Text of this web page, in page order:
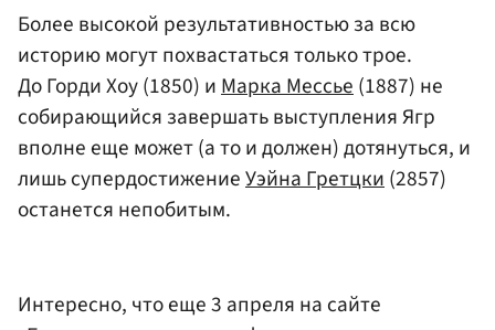
Более высокой результативностью за всю
историю могут похвастаться только трое.
До Горди Хоу (1850) иМарка Мессье(1887) не
собирающийся завершать выступления Ягр
вполне еще может (а то и должен) дотянуться, и
лишь супердостижениеУэйна Гретцки(2857)
останется непобитым.
Интересно, что еще 3 апреля на сайте